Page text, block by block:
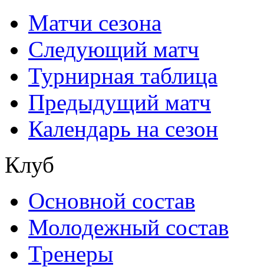
Матчи сезона
Следующий матч
Турнирная таблица
Предыдущий матч
Календарь на сезон
Клуб
Основной состав
Молодежный состав
Тренеры